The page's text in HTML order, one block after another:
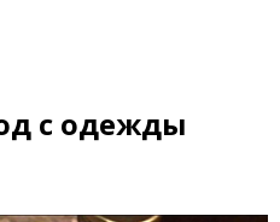
с одежды